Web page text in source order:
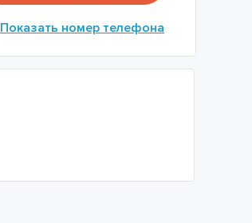
Показать номер телефона